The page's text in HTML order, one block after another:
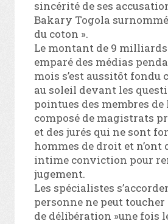
sincérité de ses
Bakary Togola
du coton ».
Le montant de 9 milliards
emparé des médias
mois s’est aussitôt fondu
au soleil devant les
pointues des membres de
composé de magistrats
et des jurés qui ne sont
hommes de droit et n’ont
intime conviction pour
jugement.
Les spécialistes
personne ne peut toucher
de délibération »une fois